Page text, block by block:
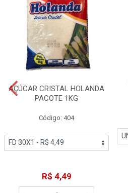
AÇÚCAR CRISTAL HOLANDA
PACOTE 1KG
Código: 404
R$ 4,49